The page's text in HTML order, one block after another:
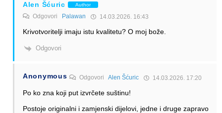
Alen Šćuric Author
Odgovori Palawan 14.03.2026. 16:43
Krivotvoritelji imaju istu kvalitetu? O moj bože.
Odgovori
Anonymous OdgovoriAlen Šćuric 14.03.2026. 17:20
Po ko zna koji put izvrčete suštinu!
Postoje originalni i zamjenski dijelovi, jedne i druge zapravo